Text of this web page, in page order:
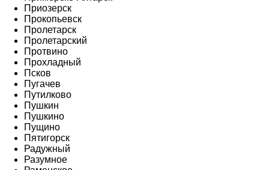
Приозерск
Прокопьевск
Пролетарск
Пролетарский
Протвино
Прохладный
Псков
Пугачев
Путилково
Пушкин
Пушкино
Пущино
Пятигорск
Радужный
Разумное